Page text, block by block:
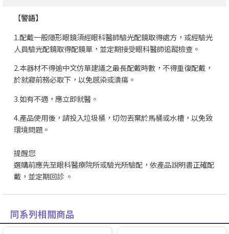
【警語】
1.配戴一般隱形眼鏡須經眼科醫師驗光配鏡取得處方，或經驗光
人員驗光配鏡取得配鏡單，並定期接受眼科醫師追蹤檢查。
2.本器材不得逾中文仿單建議之最長配戴時數，不得重復配戴，
於就寢前務必取下，以免感染或潰瘍。
3.如有不適，應立即就醫。
4.產品使用後，請投入垃圾桶，切勿丟棄於馬桶或水槽，以免致
環境問題。
提醒您
選購前應先至眼科醫療院所或驗光所驗配，依產品說明書正確配
戴，並定期回診 。
同系列相關商品